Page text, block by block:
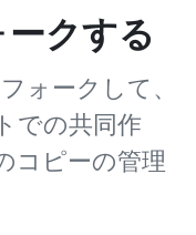
クする
ォークして、
での共同作
コピーの管理